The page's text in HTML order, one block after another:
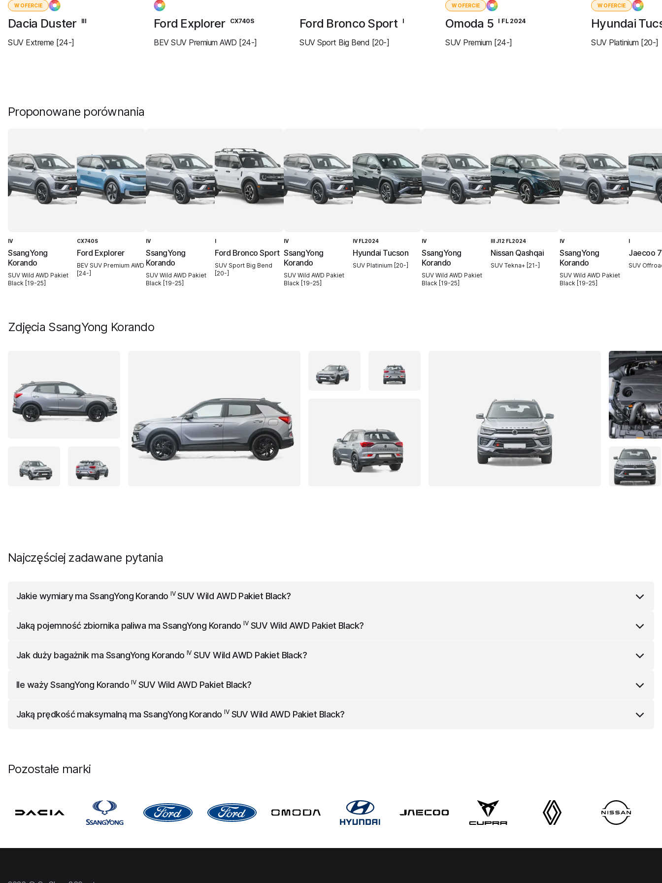
W OFERCIE
Dacia Duster III
SUV Extreme [24-]
Ford Explorer CX740S
BEV SUV Premium AWD [24-]
Ford Bronco Sport I
SUV Sport Big Bend [20-]
W OFERCIE
Omoda 5 I FL 2024
SUV Premium [24-]
W OFERCIE
Hyundai
SUV Platinium [20-]
Proponowane porównania
IV
SsangYong
Korando
SUV Wild AWD Pakiet
Black [19-25]
CX740S
Ford Explorer
BEV SUV Premium AWD
[24-]
IV
SsangYong
Korando
SUV Wild AWD Pakiet
Black [19-25]
I
Ford Bronco Sport
SUV Sport Big Bend
[20-]
IV
SsangYong
Korando
SUV Wild AWD Pakiet
Black [19-25]
IV FL2024
Hyundai Tucson
SUV Platinium [20-]
IV
SsangYong
Korando
SUV Wild AWD Pakiet
Black [19-25]
III J12 FL2024
Nissan Qashqai
SUV Tekna+ [21-]
IV
SsangYong
Korando
SUV Wild AWD Pakiet
Black [19-25]
I
Jaecoo 7
SUV
Zdjęcia SsangYong Korando
Najczęściej zadawane pytania
Jakie wymiary ma SsangYong KorandoIVSUV Wild AWD Pakiet Black?
Jaką pojemność zbiornika paliwa maSsangYong KorandoIVSUV Wild AWD Pakiet Black?
Jak duży bagażnik ma SsangYong Korando IVSUV Wild AWD Pakiet Black?
Ile ważySsangYong KorandoIVSUV Wild AWD Pakiet Black?
Jaką prędkość maksymalną ma SsangYong KorandoIVSUV Wild AWD Pakiet Black?
Pozostałe marki